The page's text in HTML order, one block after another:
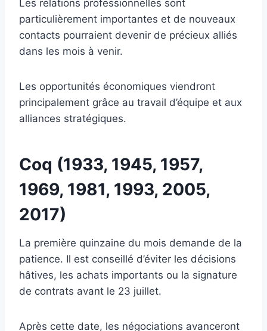
Les relations professionnelles sont
particulièrement importantes et de nouveaux
contacts pourraient devenir de précieux alliés
dans les mois à venir.
Les opportunités économiques viendront
principalement grâce au travail d’équipe et aux
alliances stratégiques.
Coq (1933, 1945, 1957,
1969, 1981, 1993, 2005,
2017)
La première quinzaine du mois demande de la
patience. Il est conseillé d’éviter les décisions
hâtives, les achats importants ou la signature
de contrats avant le 23 juillet.
Après cette date, les négociations avanceront